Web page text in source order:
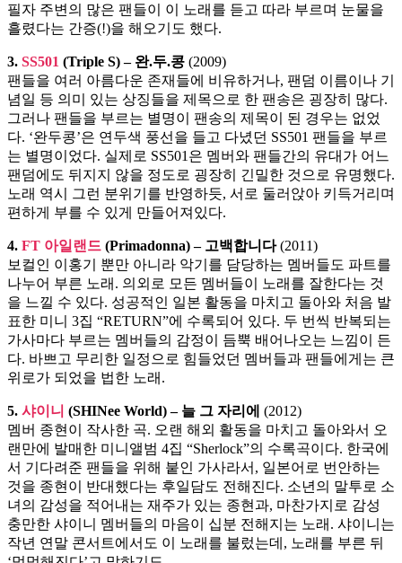
필자 주변의 많은 팬들이 이 노래를 듣고 따라 부르며 눈물을
흘렸다는 간증(!)을 해오기도 했다.
3. SS501 (Triple S) – 완.두.콩 (2009)
팬들을 여러 아름다운 존재들에 비유하거나, 팬덤 이름이나 기
념일 등 의미 있는 상징들을 제목으로 한 팬송은 굉장히 많다.
그러나 팬들을 부르는 별명이 팬송의 제목이 된 경우는 없었
다. ‘완두콩’은 연두색 풍선을 들고 다녔던 SS501 팬들을 부르
는 별명이었다. 실제로 SS501은 멤버와 팬들간의 유대가 어느
팬덤에도 뒤지지 않을 정도로 굉장히 긴밀한 것으로 유명했다.
노래 역시 그런 분위기를 반영하듯, 서로 둘러앉아 키득거리며
편하게 부를 수 있게 만들어져있다.
4. FT 아일랜드 (Primadonna) – 고백합니다(2011)
보컬인 이홍기 뿐만 아니라 악기를 담당하는 멤버들도 파트를
나누어 부른 노래. 의외로 모든 멤버들이 노래를 잘한다는 것
을 느낄 수 있다. 성공적인 일본 활동을 마치고 돌아와 처음 발
표한 미니 3집 “RETURN”에 수록되어 있다. 두 번씩 반복되는
가사마다 부르는 멤버들의 감정이 듬뿍 배어나오는 느낌이 든
다. 바쁘고 무리한 일정으로 힘들었던 멤버들과 팬들에게는 큰
위로가 되었을 법한 노래.
5. 샤이니 (SHINee World) – 늘 그 자리에 (2012)
멤버 종현이 작사한 곡. 오랜 해외 활동을 마치고 돌아와서 오
랜만에 발매한 미니앨범 4집 “Sherlock”의 수록곡이다. 한국에
서 기다려준 팬들을 위해 붙인 가사라서, 일본어로 번안하는
것을 종현이 반대했다는 후일담도 전해진다. 소년의 말투로 소
녀의 감성을 적어내는 재주가 있는 종현과, 마찬가지로 감성
충만한 샤이니 멤버들의 마음이 십분 전해지는 노래. 샤이니는
작년 연말 콘서트에서도 이 노래를 불렀는데, 노래를 부른 뒤